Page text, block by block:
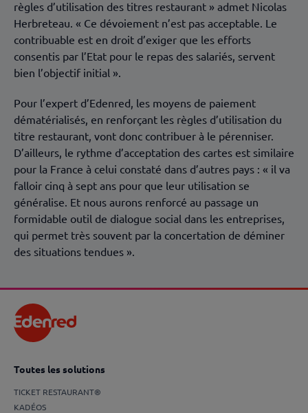
règles d’utilisation des titres restaurant » admet Nicolas
Herbreteau. « Ce dévoiement n’est pas acceptable. Le
contribuable est en droit d’exiger que les efforts
consentis par l’Etat pour le repas des salariés, servent
bien l’objectif initial ».
Pour l’expert d’Edenred, les moyens de paiement
dématérialisés, en renforçant les règles d’utilisation du
titre restaurant, vont donc contribuer à le pérenniser.
D’ailleurs, le rythme d’acceptation des cartes est similaire
pour la France à celui constaté dans d’autres pays : « il va
falloir cinq à sept ans pour que leur utilisation se
généralise. Et nous aurons renforcé au passage un
formidable outil de dialogue social dans les entreprises,
qui permet très souvent par la concertation de déminer
des situations tendues ».
Toutes les solutions
TICKET RESTAURANT®
KADÉOS